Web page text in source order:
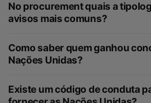
No procurement quais a
avisos mais comuns?
Como saber quem ganhou
Nações Unidas?
Existe um código de conduta